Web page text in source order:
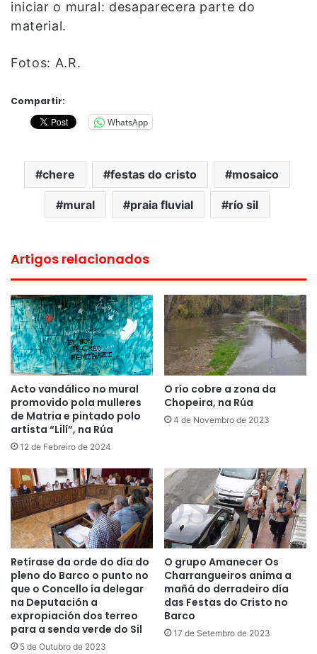
iniciar o mural: desaparecera parte do
material.
Fotos: A.R.
Compartir:
WhatsApp
chere festas do cristo mosaico
mural praia fluvial río sil
Artigos relacionados
Acto vandálico no mural
promovido pola mulleres
de Matria e pintado polo
artista “Lilí”, na Rúa
12 de Febreiro de 2024
O río cobre a zona da
Chopeira, na Rúa
4 de Novembro de 2023
Retírase da orde do día do
pleno do Barco o punto no
que o Concello ía delegar
na Deputación a
expropiación dos terreo
para a senda verde do Sil
5 de Outubro de 2023
O grupo Amanecer Os
Charrangueiros anima a
mañá do derradeiro día
das Festas do Cristo no
Barco
17 de Setembro de 2023